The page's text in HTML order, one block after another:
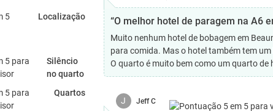
Localização
Silêncio
no quarto
Quartos
“O melhor hotel de paragem na A6
Muito nenhum hotel de bobagem em
para comida. Mas o hotel também tem
O quarto é muito bem como um quarto de
J Jeff C